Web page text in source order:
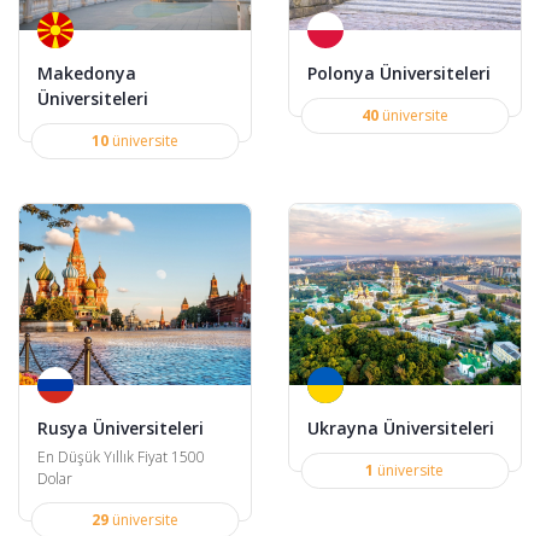
Makedonya
Üniversiteleri
10üniversite
Polonya Üniversiteleri
40üniversite
Rusya Üniversiteleri
En Düşük Yıllık Fiyat 1500
Dolar
29üniversite
Ukrayna Üniversiteleri
1 üniversite